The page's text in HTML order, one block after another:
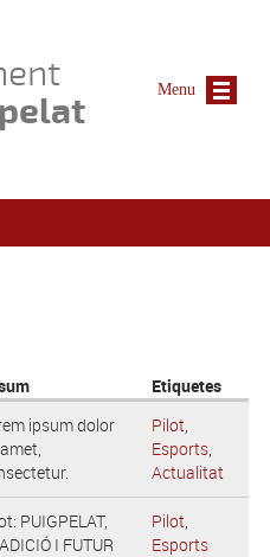
Etiquetes
ipsum dolor
Pilot,
Esports,
Actualitat
PUIGPELAT,
I FUTUR
Pilot,
Esports
Menu